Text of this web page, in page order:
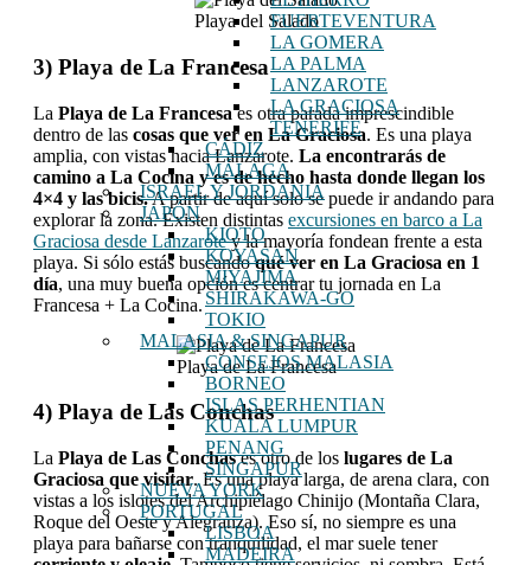
FUERTEVENTURA
LA GOMERA
LA PALMA
LANZAROTE
LA GRACIOSA
TENERIFE
CÁDIZ
MÁLAGA
ISRAEL Y JORDANIA
JAPÓN
KIOTO
KOYASAN
MIYAJIMA
SHIRAKAWA-GO
TOKIO
MALASIA & SINGAPUR
CONSEJOS MALASIA
BORNEO
ISLAS PERHENTIAN
KUALA LUMPUR
PENANG
SINGAPUR
NUEVA YORK
PORTUGAL
LISBOA
MADEIRA
Playa del Salado
3) Playa de La Francesa
La Playa de La Francesaes otra parada imprescindible
dentro de las cosas que ver en La Graciosa. Es una playa
amplia, con vistas hacia Lanzarote. La encontrarás de
camino a La Cocina y es de hecho hasta donde llegan los
4×4 y las bicis.A partir de aquí solo se puede ir andando para
explorar la zona. Existen distintas excursiones en barco a La
Graciosa desde Lanzarotey la mayoría fondean frente a esta
playa. Si sólo estás buscandoqué ver en La Graciosa en 1
día, una muy buena opción es centrar tu jornada en La
Francesa + La Cocina.
Playa de La Francesa
4) Playa de Las Conchas
La Playa de Las Conchases otro de los lugares de La
Graciosa que visitar. Es una playa larga, de arena clara, con
vistas a los islotes del Archipiélago Chinijo (Montaña Clara,
Roque del Oeste y Alegranza). Eso sí, no siempre es una
playa para bañarse con tranquilidad, el mar suele tener